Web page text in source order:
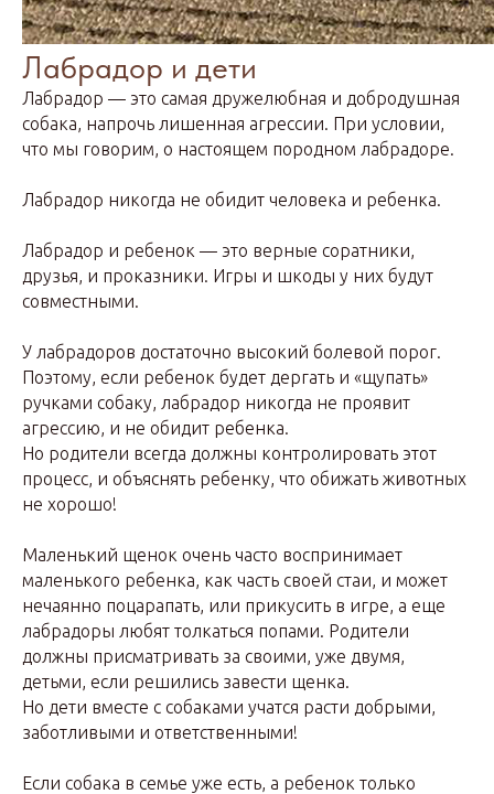
Лабрадор и дети
Лабрадор — это самая дружелюбная и добродушная
собака, напрочь лишенная агрессии. При условии,
что мы говорим, о настоящем породном лабрадоре.
Лабрадор никогда не обидит человека и ребенка.
Лабрадор и ребенок — это верные соратники,
друзья, и проказники. Игры и шкоды у них будут
совместными.
У лабрадоров достаточно высокий болевой порог.
Поэтому, если ребенок будет дергать и «щупать»
ручками собаку, лабрадор никогда не проявит
агрессию, и не обидит ребенка.
Но родители всегда должны контролировать этот
процесс, и объяснять ребенку, что обижать животных
не хорошо!
Маленький щенок очень часто воспринимает
маленького ребенка, как часть своей стаи, и может
нечаянно поцарапать, или прикусить в игре, а еще
лабрадоры любят толкаться попами. Родители
должны присматривать за своими, уже двумя,
детьми, если решились завести щенка.
Но дети вместе с собаками учатся расти добрыми,
заботливыми и ответственными!
Если собака в семье уже есть, а ребенок только